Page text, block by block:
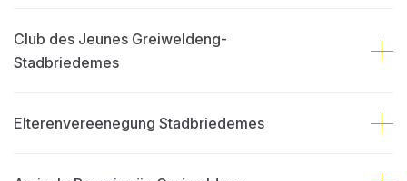
Club des Jeunes Greiweldeng-
Stadbriedemes
Elterenvereenegung Stadbriedemes